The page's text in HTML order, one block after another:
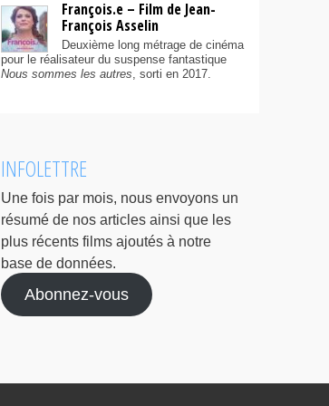
François.e – Film de Jean-
François Asselin
Deuxième long métrage de cinéma
pour le réalisateur du suspense fantastique
Nous sommes les autres, sorti en 2017.
INFOLETTRE
Une fois par mois, nous envoyons un
résumé de nos articles ainsi que les
plus récents films ajoutés à notre
base de données.
Abonnez-vous